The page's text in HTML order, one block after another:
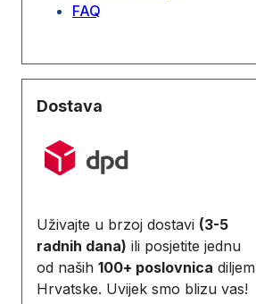
FAQ
Dostava
Uživajte u brzoj dostavi (3-5
radnih dana) ili posjetite jednu
od naših 100+ poslovnica diljem
Hrvatske. Uvijek smo blizu vas!